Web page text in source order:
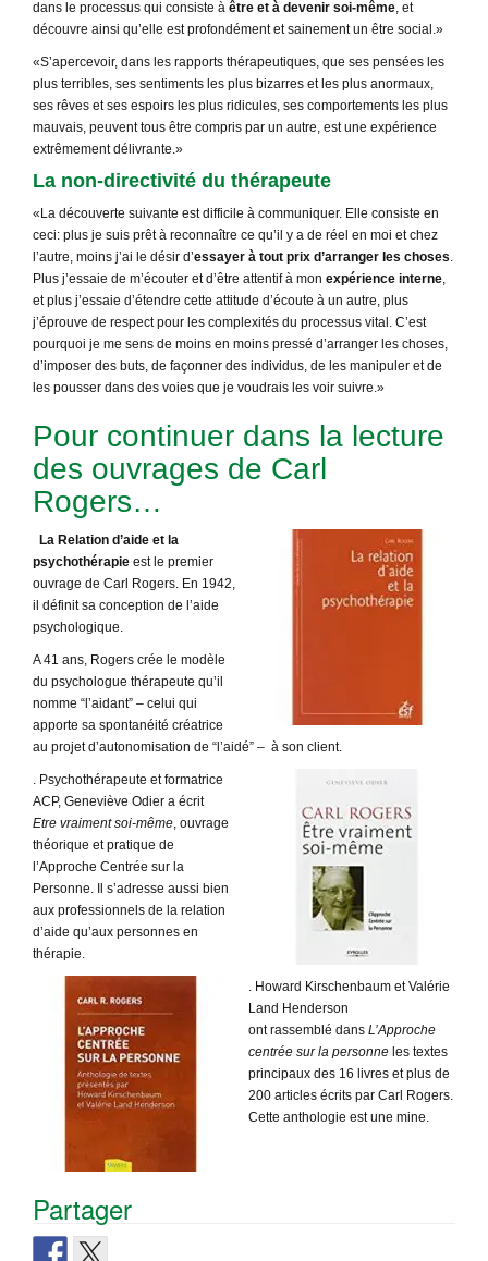
dans le processus qui consiste à être et à devenir soi-même, et
découvre ainsi qu’elle est profondément et sainement un être social.»
«S’apercevoir, dans les rapports thérapeutiques, que ses pensées les
plus terribles, ses sentiments les plus bizarres et les plus anormaux,
ses rêves et ses espoirs les plus ridicules, ses comportements les plus
mauvais, peuvent tous être compris par un autre, est une expérience
extrêmement délivrante.»
La non-directivité du thérapeute
«La découverte suivante est difficile à communiquer. Elle consiste en
ceci: plus je suis prêt à reconnaître ce qu’il y a de réel en moi et chez
l’autre, moins j’ai le désir d’essayer à tout prix d’arranger les choses.
Plus j’essaie de m’écouter et d’être attentif à mon expérience interne,
et plus j’essaie d’étendre cette attitude d’écoute à un autre, plus
j’éprouve de respect pour les complexités du processus vital. C’est
pourquoi je me sens de moins en moins pressé d’arranger les choses,
d’imposer des buts, de façonner des individus, de les manipuler et de
les pousser dans des voies que je voudrais les voir suivre.»
Pour continuer dans la lecture
des ouvrages de Carl
Rogers…
La Relation d’aide et la
psychothérapie est le premier
ouvrage de Carl Rogers. En 1942,
il définit sa conception de l’aide
psychologique.
A 41 ans, Rogers crée le modèle
du psychologue thérapeute qu’il
nomme “l’aidant” – celui qui
apporte sa spontanéité créatrice
au projet d’autonomisation de “l’aidé” – à son client.
. Psychothérapeute et formatrice
ACP, Geneviève Odier a écrit
Etre vraiment soi-même, ouvrage
théorique et pratique de
l’Approche Centrée sur la
Personne. Il s’adresse aussi bien
aux professionnels de la relation
d’aide qu’aux personnes en
thérapie.
. Howard Kirschenbaum et Valérie
Land Henderson
ont rassemblé dans L’Approche
centrée sur la personne les textes
principaux des 16 livres et plus de
200 articles écrits par Carl Rogers.
Cette anthologie est une mine.
Partager